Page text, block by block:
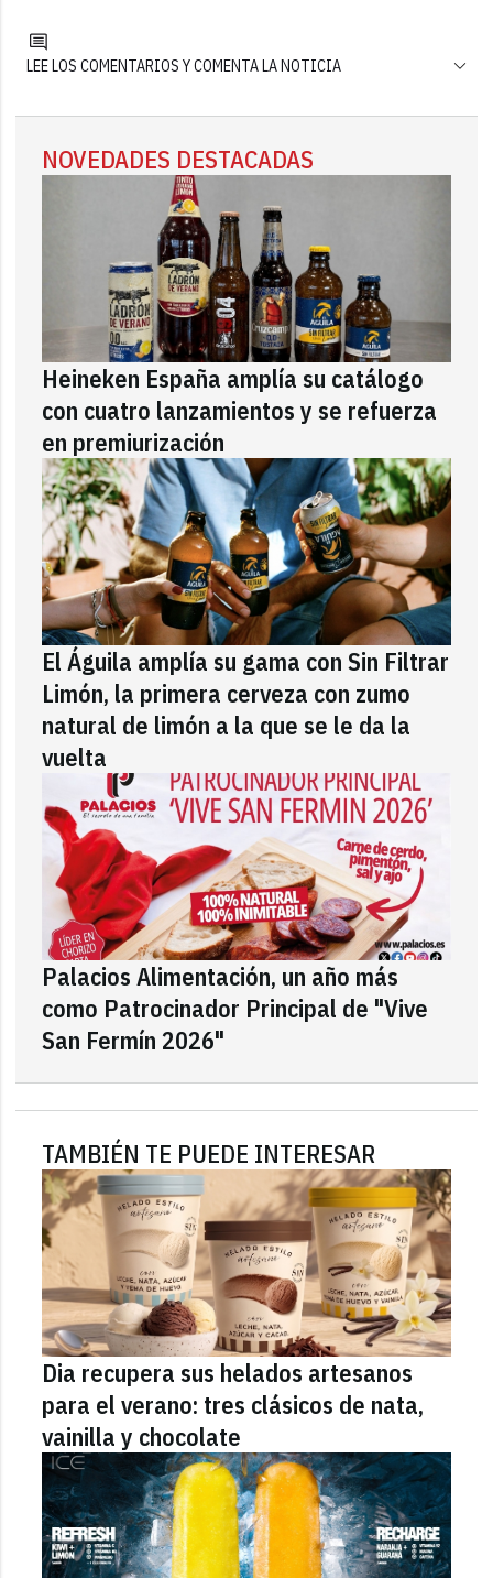
LEE LOS COMENTARIOS Y COMENTA LA NOTICIA
NOVEDADES DESTACADAS
Heineken España amplía su catálogo
con cuatro lanzamientos y se refuerza
en premiurización
El Águila amplía su gama con Sin Filtrar
Limón, la primera cerveza con zumo
natural de limón a la que se le da la
vuelta
Palacios Alimentación, un año más
como Patrocinador Principal de "Vive
San Fermín 2026"
TAMBIÉN TE PUEDE INTERESAR
Dia recupera sus helados artesanos
para el verano: tres clásicos de nata,
vainilla y chocolate